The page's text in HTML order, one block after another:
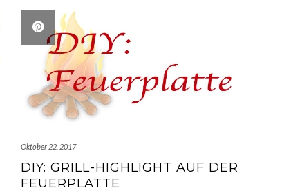
Oktober 22, 2017
DIY: GRILL-HIGHLIGHT AUF DER
FEUERPLATTE